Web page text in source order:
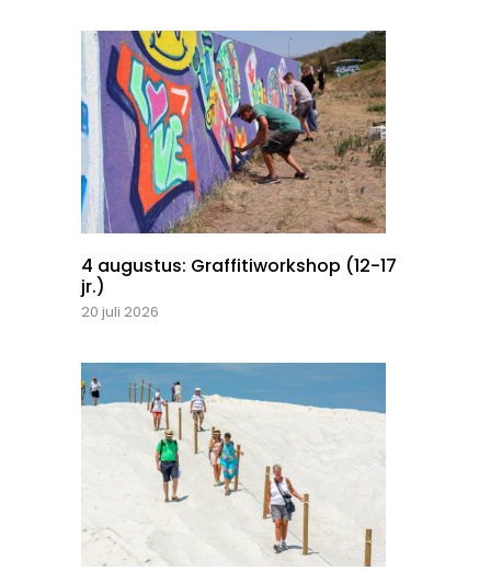
4 augustus: Graffitiworkshop (12-17
jr.)
20 juli 2026